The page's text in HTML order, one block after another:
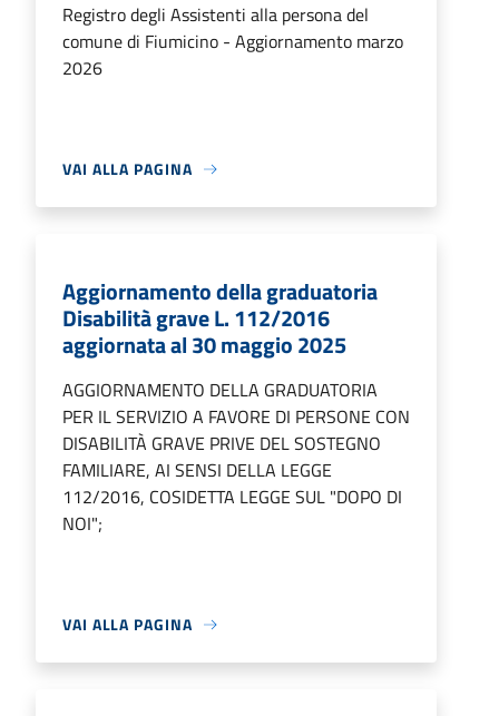
Registro degli Assistenti alla persona del
comune di Fiumicino - Aggiornamento marzo
2026
VAI ALLA PAGINA
Aggiornamento della graduatoria
Disabilità grave L. 112/2016
aggiornata al 30 maggio 2025
AGGIORNAMENTO DELLA GRADUATORIA
PER IL SERVIZIO A FAVORE DI PERSONE CON
DISABILITÀ GRAVE PRIVE DEL SOSTEGNO
FAMILIARE, AI SENSI DELLA LEGGE
112/2016, COSIDETTA LEGGE SUL "DOPO DI
NOI";
VAI ALLA PAGINA